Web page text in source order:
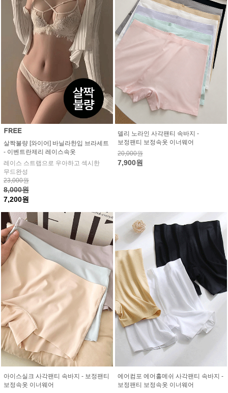
살짝불량 [와이어] 바닐라한입 브라세트
- 이벤트란제리 레이스속옷
레이스 스트랩으로 우아하고 섹시한
무드완성
23,000원
8,000원
7,200원
델리 노라인 사각팬티 속바지 -
보정팬티 보정속옷 이너웨어
20,000원
7,900원
아이스실크 사각팬티 속바지 - 보정팬티
보정속옷 이너웨어
에어컴포 에어홀메쉬 사각팬티 속바지 -
보정팬티 보정속옷 이너웨어